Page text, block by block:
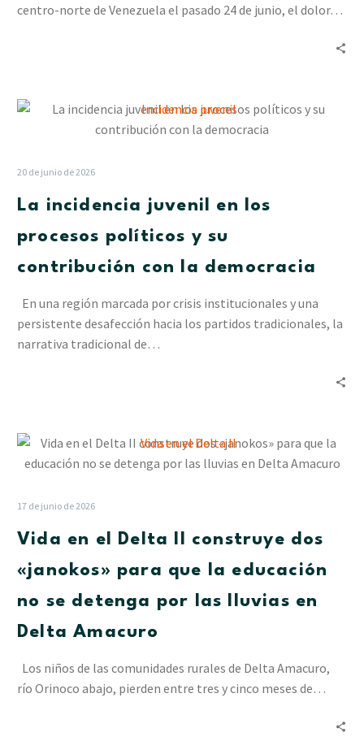
centro-norte de Venezuela el pasado 24 de junio, el dolor…
La
incidencia
procesos
políticos
su
con
la
20 de junio de 2026
La incidencia juvenil en los
procesos políticos y su
contribución con la democracia
En una región marcada por crisis institucionales y una
persistente desafección hacia los partidos tradicionales, la
narrativa tradicional de…
Vida
en
construye
dos
para
educación
no
17 de junio de 2026
Vida en el Delta II construye dos
«janokos» para que la educación
no se detenga por las lluvias en
Delta Amacuro
Los niños de las comunidades rurales de Delta Amacuro,
río Orinoco abajo, pierden entre tres y cinco meses de…